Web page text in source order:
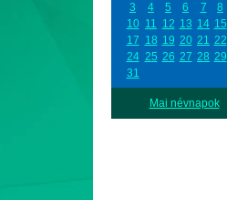
3
4 5 6 7 8
10 11 12 13 14 15
17 18 19 20 21 22
24 25 26 27 28 29
31
Mai névnapok